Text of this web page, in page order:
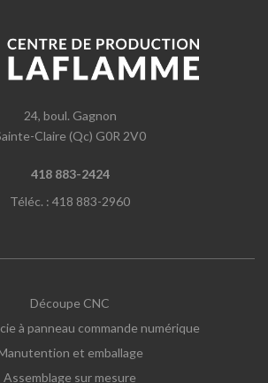
24, boul. Gagnon
Claire (Qc) G0R 2V0
418 883-2424
Téléc. : 418 883-2960
Découpe CNC
à panneau commande numérique
et emballage
Assemblage sur mesure